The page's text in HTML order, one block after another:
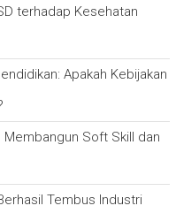
terhadap Kesehatan
Apakah Kebijakan
Soft Skill dan
Tembus Industri